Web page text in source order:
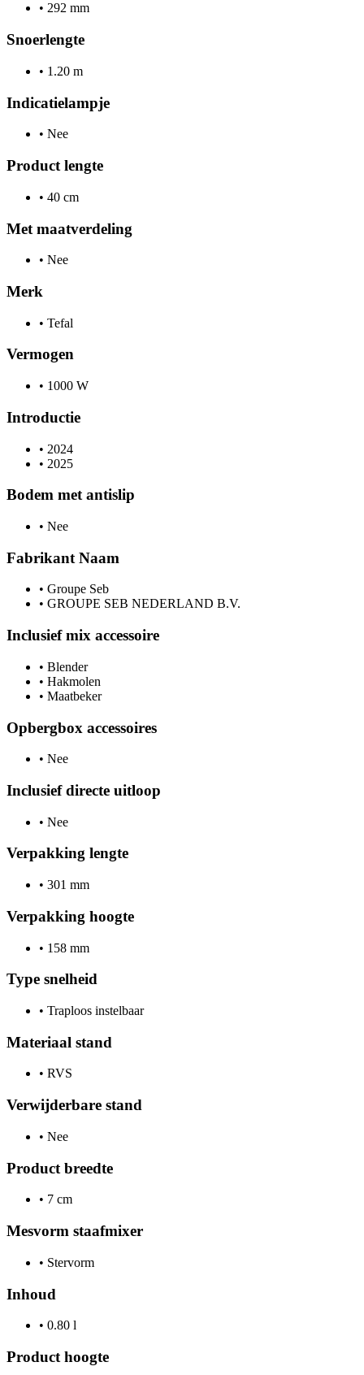
• 292 mm
Snoerlengte
• 1.20 m
Indicatielampje
• Nee
Product lengte
• 40 cm
Met maatverdeling
• Nee
Merk
• Tefal
Vermogen
• 1000 W
Introductie
• 2024
• 2025
Bodem met antislip
• Nee
Fabrikant Naam
• Groupe Seb
• GROUPE SEB NEDERLAND B.V.
Inclusief mix accessoire
• Blender
• Hakmolen
• Maatbeker
Opbergbox accessoires
• Nee
Inclusief directe uitloop
• Nee
Verpakking lengte
• 301 mm
Verpakking hoogte
• 158 mm
Type snelheid
• Traploos instelbaar
Materiaal stand
• RVS
Verwijderbare stand
• Nee
Product breedte
• 7 cm
Mesvorm staafmixer
• Stervorm
Inhoud
• 0.80 l
Product hoogte